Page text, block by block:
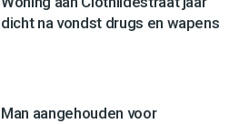
dicht na vondst drugs en wapens
Man aangehouden voor